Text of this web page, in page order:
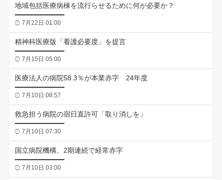
地域包括医療病棟を流行らせるために何が必要か？
7月22日 01:00
精神科医療版「看護必要度」を提言
7月15日 05:00
医療法人の病院58.3％が本業赤字 24年度
7月10日 08:57
救急担う病院の宿日直許可「取り消しを」
7月10日 07:30
国立病院機構、2期連続で経常赤字
7月10日 03:00